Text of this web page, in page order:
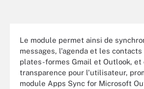
Le module permet ainsi de
messages, l'agenda et les
plates-formes Gmail et Outlook, et
transparence pour l'utilisateur,
module Apps Sync for Microsoft